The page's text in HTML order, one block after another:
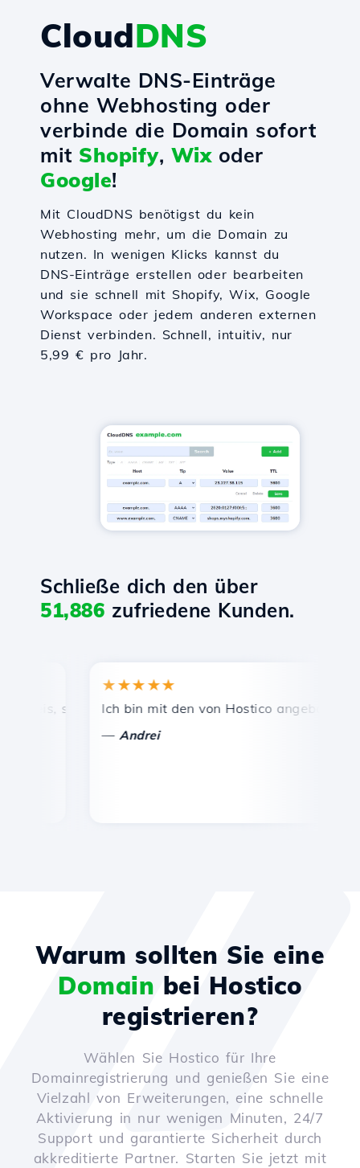
CloudDNS
Verwalte DNS-Einträge
ohne Webhosting oder
verbinde die Domain sofort
mit Shopify, Wixoder
Google!
Mit CloudDNS benötigst du kein
Webhosting mehr, um die Domain zu
nutzen. In wenigen Klicks kannst du
DNS-Einträge erstellen oder bearbeiten
und sie schnell mit Shopify, Wix, Google
Workspace oder jedem anderen externen
Dienst verbinden. Schnell, intuitiv, nur
5,99 € pro Jahr.
Schließe dich den über
51,886 zufriedene Kunden.
schnelle und effiziente technische Unterstützung.
★★★★★
Ich bin mit den von Hostico angebotenen
Andrei
Warum sollten Sie eine
Domain bei Hostico
registrieren?
Wählen Sie Hostico für Ihre
Domainregistrierung und genießen Sie eine
Vielzahl von Erweiterungen, eine schnelle
Aktivierung in nur wenigen Minuten, 24/7
Support und garantierte Sicherheit durch
akkreditierte Partner. Starten Sie jetzt mit